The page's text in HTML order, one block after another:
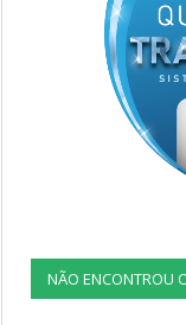
NÃO ENCONTROU